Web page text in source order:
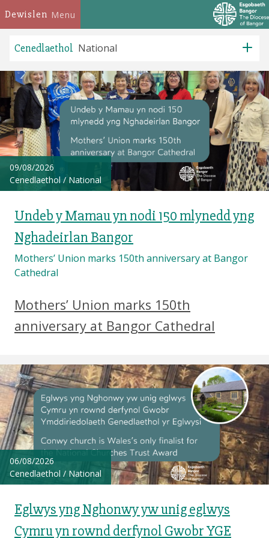
Dewislen Menu
Cenedlaethol National
09/08/2026
Cenedlaethol / National
Undeb y Mamau yn nodi 150 mlynedd yng
Nghadeirlan Bangor
Mothers’ Union marks 150th anniversary at Bangor
Cathedral
Mothers’ Union marks 150th
anniversary at Bangor Cathedral
06/08/2026
Cenedlaethol / National
Eglwys yng Nghonwy yw unig eglwys
Cymru yn rownd derfynol Gwobr YGE